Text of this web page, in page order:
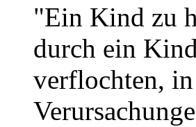
"Ein Kind zu
durch ein
verflochten,